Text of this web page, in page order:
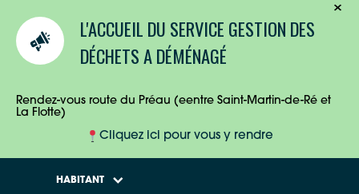
L'ACCUEIL DU SERVICE GESTION DES
DÉCHETS A DÉMÉNAGÉ
Rendez-vous route du Préau (eentre Saint-Martin-de-Ré et
La Flotte)
Cliquez ici pour vous y rendre
HABITANT
ENTREPRISES